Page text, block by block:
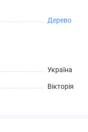
Дерево
Україна
Вікторія